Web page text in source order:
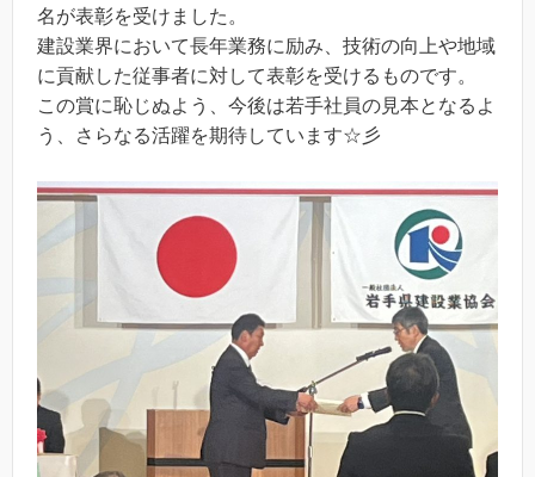
名が表彰を受けました。
建設業界において長年業務に励み、技術の向上や地域
に貢献した従事者に対して表彰を受けるものです。
この賞に恥じぬよう、今後は若手社員の見本となるよ
う、さらなる活躍を期待しています☆彡